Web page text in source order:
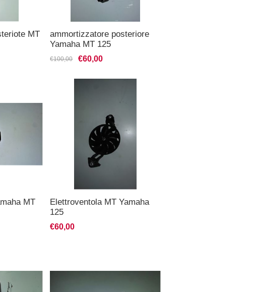
MT
ammortizzatore posteriore
Yamaha MT 125
€100,00 €60,00
MT
Elettroventola MT Yamaha
125
€60,00